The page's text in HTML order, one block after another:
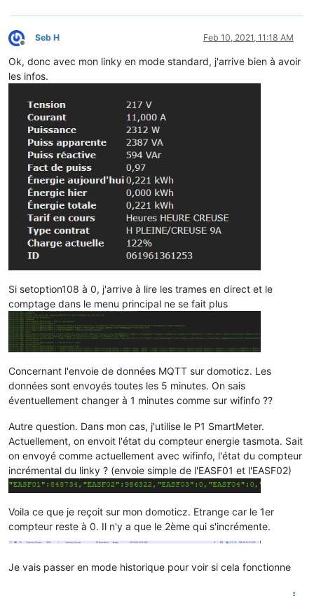
Offline
Seb H Feb 10, 2021, 11:18 AM
Ok, donc avec mon linky en mode standard, j'arrive bien à avoir
les infos.
Si setoption108 à 0, j'arrive à lire les trames en direct et le
comptage dans le menu principal ne se fait plus
Concernant l'envoie de données MQTT sur domoticz. Les
données sont envoyés toutes les 5 minutes. On sais
éventuellement changer à 1 minutes comme sur wifinfo ??
Autre question. Dans mon cas, j'utilise le P1 SmartMeter.
Actuellement, on envoit l'état du compteur energie tasmota. Sait
on envoyé comme actuellement avec wifinfo, l'état du compteur
incrémental du linky ? (envoie simple de l'EASF01 et l'EASF02)
Voila ce que je reçoit sur mon domoticz. Etrange car le 1er
compteur reste à 0. Il n'y a que le 2ème qui s'incrémente.
Je vais passer en mode historique pour voir si cela fonctionne